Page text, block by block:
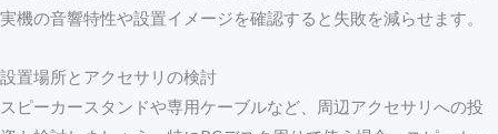
実機の音響特性や設置イメージを確認すると失敗を減らせます。
設置場所とアクセサリの検討
スピーカースタンドや専用ケーブルなど、周辺アクセサリへの投